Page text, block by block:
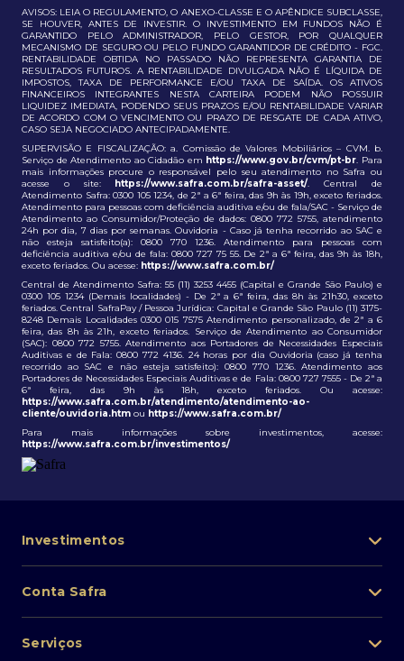
AVISOS: LEIA O REGULAMENTO, O ANEXO-CLASSE E O APÊNDICE SUBCLASSE,
SE HOUVER, ANTES DE INVESTIR. O INVESTIMENTO EM FUNDOS NÃO É
GARANTIDO PELO ADMINISTRADOR, PELO GESTOR, POR QUALQUER
MECANISMO DE SEGURO OU PELO FUNDO GARANTIDOR DE CRÉDITO - FGC.
RENTABILIDADE OBTIDA NO PASSADO NÃO REPRESENTA GARANTIA DE
RESULTADOS FUTUROS. A RENTABILIDADE DIVULGADA NÃO É LÍQUIDA DE
IMPOSTOS, TAXA DE PERFORMANCE E/OU TAXA DE SAÍDA. OS ATIVOS
FINANCEIROS INTEGRANTES NESTA CARTEIRA PODEM NÃO POSSUIR
LIQUIDEZ IMEDIATA, PODENDO SEUS PRAZOS E/OU RENTABILIDADE VARIAR
DE ACORDO COM O VENCIMENTO OU PRAZO DE RESGATE DE CADA ATIVO,
CASO SEJA NEGOCIADO ANTECIPADAMENTE.
SUPERVISÃO E FISCALIZAÇÃO: a. Comissão de Valores Mobiliários – CVM. b.
Serviço de Atendimento ao Cidadão em https://www.gov.br/cvm/pt-br. Para
mais informações procure o responsável pelo seu atendimento no Safra ou
acesse o site: https://www.safra.com.br/safra-asset/. Central de
Atendimento Safra: 0300 105 1234, de 2ª a 6ª feira, das 9h às 19h, exceto feriados.
Atendimento para pessoas com deficiência auditiva e/ou de fala/SAC - Serviço de
Atendimento ao Consumidor/Proteção de dados: 0800 772 5755, atendimento
24h por dia, 7 dias por semanas. Ouvidoria - Caso já tenha recorrido ao SAC e
não esteja satisfeito(a): 0800 770 1236. Atendimento para pessoas com
deficiência auditiva e/ou de fala: 0800 727 75 55. De 2ª a 6ª feira, das 9h às 18h,
exceto feriados. Ou acesse: https://www.safra.com.br/
Central de Atendimento Safra: 55 (11) 3253 4455 (Capital e Grande São Paulo) e
0300 105 1234 (Demais localidades) - De 2ª a 6ª feira, das 8h às 21h30, exceto
feriados. Central SafraPay / Pessoa Jurídica: Capital e Grande São Paulo (11) 3175-
8248 Demais Localidades 0300 015 7575 Atendimento personalizado, de 2ª a 6
feira, das 8h às 21h, exceto feriados. Serviço de Atendimento ao Consumidor
(SAC): 0800 772 5755. Atendimento aos Portadores de Necessidades Especiais
Auditivas e de Fala: 0800 772 4136. 24 horas por dia Ouvidoria (caso já tenha
recorrido ao SAC e não esteja satisfeito): 0800 770 1236. Atendimento aos
Portadores de Necessidades Especiais Auditivas e de Fala: 0800 727 7555 - De 2ª a
6ª feira, das 9h às 18h, exceto feriados. Ou acesse:
https://www.safra.com.br/atendimento/atendimento-ao-
cliente/ouvidoria.htm ou https://www.safra.com.br/
Para mais informações sobre investimentos, acesse:
https://www.safra.com.br/investimentos/
Investimentos
Lista de fundos de investimento
Conta Safra
Pessoa Física
Serviços